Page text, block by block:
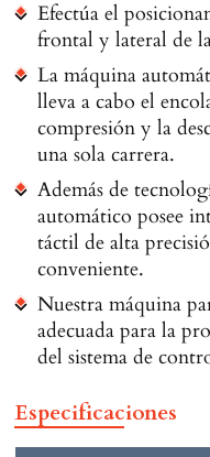
Efectúa el
frontal y lateral de
La máquina
lleva a cabo el
compresión y la
una sola carrera.
Además de
automático posee
táctil de alta
conveniente.
Nuestra máquina
adecuada para la
del sistema de
Especificaciones